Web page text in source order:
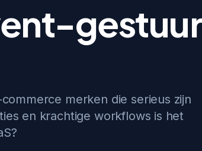
merken die serieus zijn
en krachtige workflows is het